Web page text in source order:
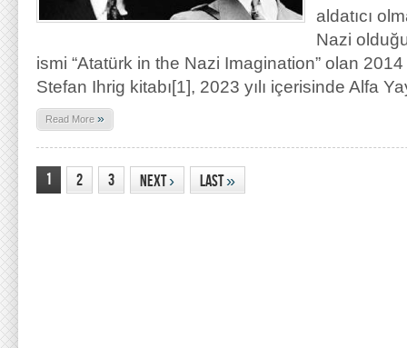
aldatıcı
Nazi
ismi “Atatürk in the Nazi Imagination” olan
Stefan Ihrig kitabı[1], 2023 yılı içerisinde Alfa
Read More »
1 2 3 Next› Last»